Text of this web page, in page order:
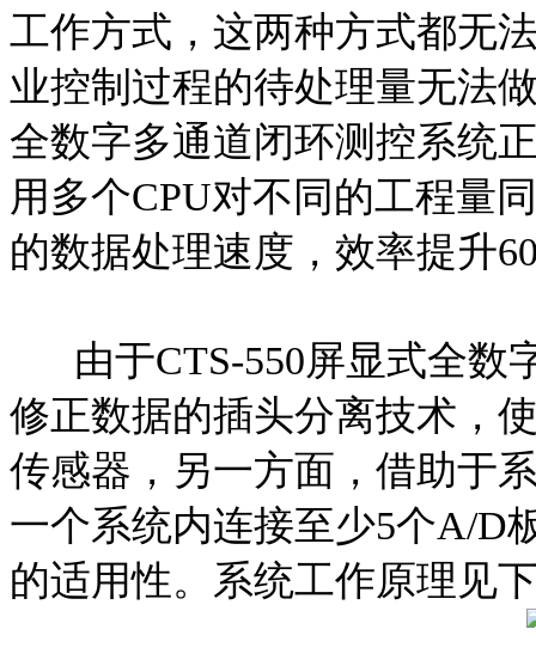
工作方式，这两种方式都无
业控制过程的待处理量无法
全数字多通道闭环测控系统
用多个CPU对不同的工程量
的数据处理速度，效率提升
由于CTS-550屏显式全数
修正数据的插头分离技术，
传感器，另一方面，借助于
一个系统内连接至少5个A/D
的适用性。系统工作原理见